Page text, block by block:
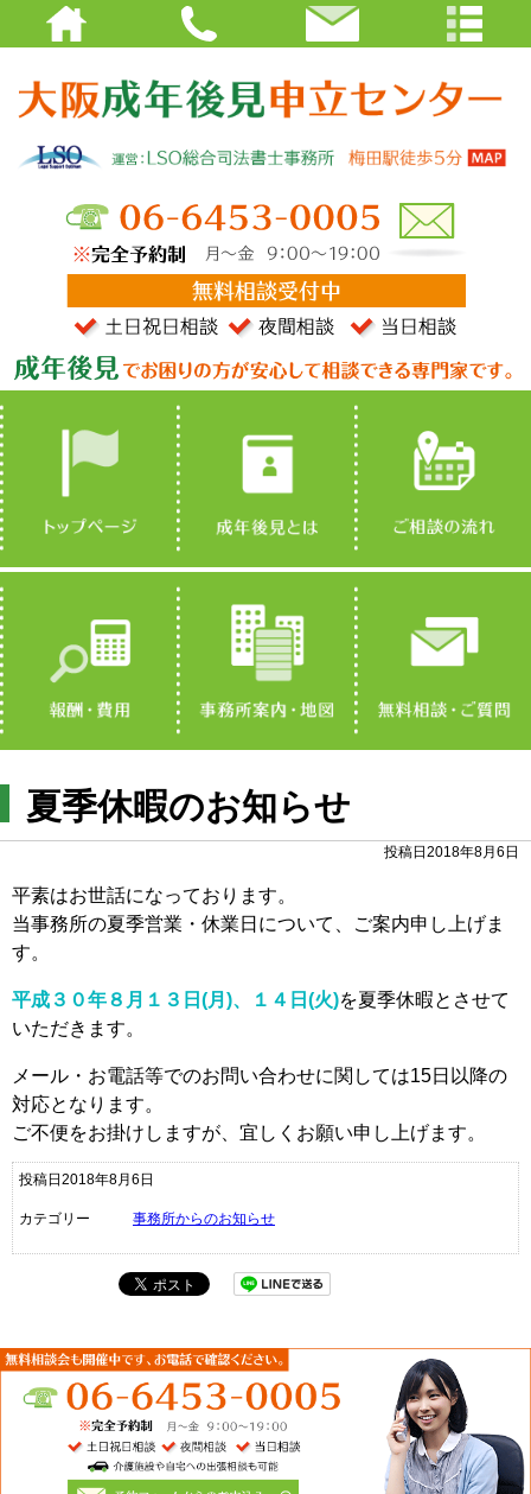
夏季休暇のお知らせ
投稿日2018年8月6日
平素はお世話になっております。
当事務所の夏季営業・休業日について、ご案内申し上げま
す。
平成３０年８月１３日(月)、１４日(火)を夏季休暇とさせて
いただきます。
メール・お電話等でのお問い合わせに関しては15日以降の
対応となります。
ご不便をお掛けしますが、宜しくお願い申し上げます。
投稿日2018年8月6日
カテゴリー 事務所からのお知らせ